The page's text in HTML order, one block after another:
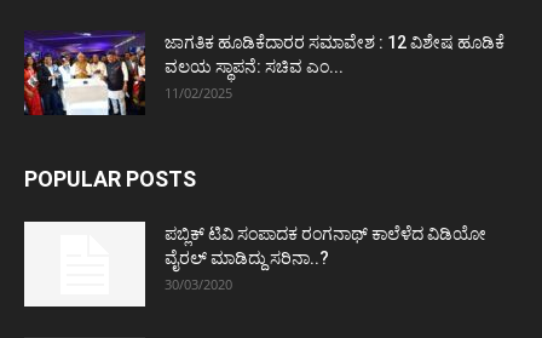
ಜಾಗತಿಕ ಹೂಡಿಕೆದಾರರ ಸಮಾವೇಶ : 12 ವಿಶೇಷ ಹೂಡಿಕೆ
ವಲಯ ಸ್ಥಾಪನೆ: ಸಚಿವ ಎಂ...
11/02/2025
POPULAR POSTS
ಪಬ್ಲಿಕ್ ಟಿವಿ ಸಂಪಾದಕ ರಂಗನಾಥ್ ಕಾಲೆಳೆದ ವಿಡಿಯೋ
ವೈರಲ್ ಮಾಡಿದ್ದು ಸರಿನಾ..?
30/03/2020